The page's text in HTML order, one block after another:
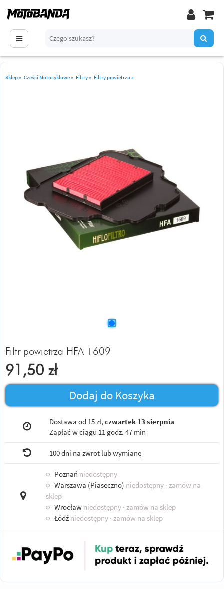
Sklep» Części Motocyklowe» Filtry» Filtry powietrza »
Filtr powietrza HFA 1609
91,50 zł
Dodaj do Koszyka
Dostawa od 15 zł, czwartek 13 sierpnia
Zapłać w ciągu 11 godz. 47 min
100 dni na zwrot lub wymianę
○ Poznań niedostępny
○ Warszawa (Piaseczno) niedostępny · zamów na
sklep
○ Wrocław niedostępny · zamów na sklep
○ Łódź niedostępny · zamów na sklep